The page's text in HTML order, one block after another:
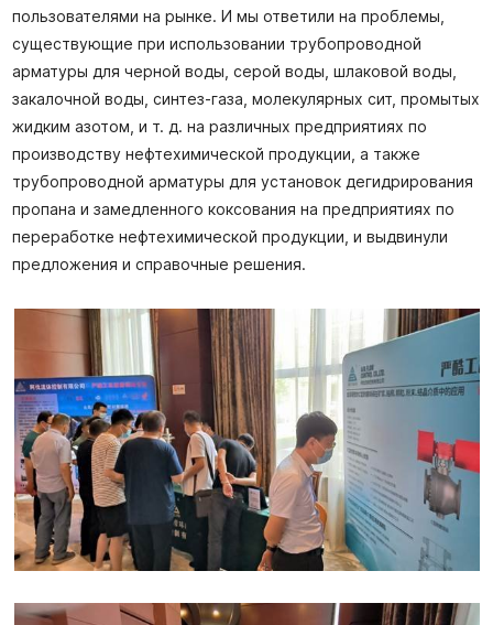
пользователями на рынке. И мы ответили на проблемы,
существующие при использовании трубопроводной
арматуры для черной воды, серой воды, шлаковой воды,
закалочной воды, синтез-газа, молекулярных сит, промытых
жидким азотом, и т. д. на различных предприятиях по
производству нефтехимической продукции, а также
трубопроводной арматуры для установок дегидрирования
пропана и замедленного коксования на предприятиях по
переработке нефтехимической продукции, и выдвинули
предложения и справочные решения.